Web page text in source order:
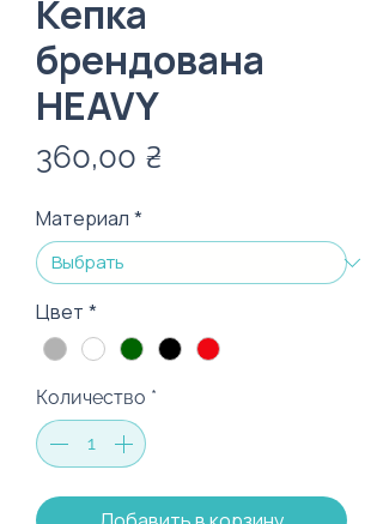
Кепка
брендована
HEAVY
360,00 ₴
Материал *
Цвет *
Количество *